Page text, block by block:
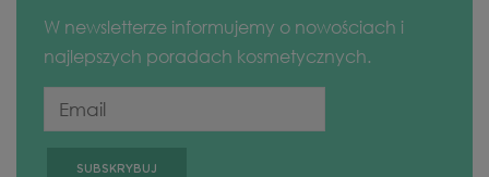
W newsletterze informujemy o nowościach i
najlepszych poradach kosmetycznych.